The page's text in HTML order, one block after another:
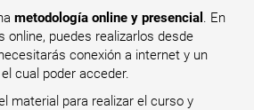
metodología online y presencial . En
online, puedes realizarlos desde
conexión a internet y un
cual poder acceder.
material para realizar el curso y